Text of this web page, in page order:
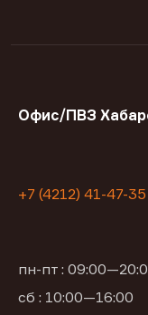
Офис/ПВЗ
+7 (4212) 41-47-35
пн-пт :
сб : 10:00—16:00